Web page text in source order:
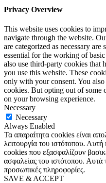
Privacy Overview
This website uses cookies to
navigate through the website.
are categorized as necessary
essential for the working of
also use third-party cookies that
you use this website. These
only with your consent. You
cookies. But opting out of some
on your browsing experience.
Necessary
Necessary
Always Enabled
Τα απαραίτητα cookies είναι
λειτουργία του ιστότοπου.
cookies που εξασφαλίζουν
ασφαλείας του ιστότοπου.
προσωπικές πληροφορίες.
SAVE & ACCEPT